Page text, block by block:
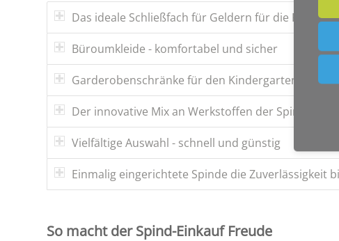
Das ideale Schließfach für Geldern für die Firma
Büroumkleide - komfortabel und sicher
Garderobenschränke für den Kindergarten,
Der innovative Mix an Werkstoffen der Spinde
Vielfältige Auswahl - schnell und günstig
Einmalig eingerichtete Spinde die Zuverlässigkeit
So macht der Spind-Einkauf Freude